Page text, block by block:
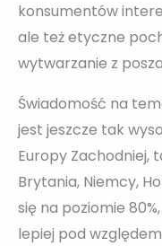
konsumentów
ale też etyczne
wytwarzanie z
Świadomość na
jest jeszcze tak
Europy Zachodniej,
Brytania, Niemcy,
się na poziomie
lepiej pod